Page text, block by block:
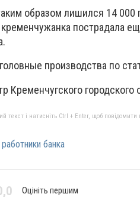
образом лишился 14 000
пострадала
производства по
Кременчугского городского
текст і натисніть Ctrl + Enter, щоб повідомити
банка
Оцініть першим